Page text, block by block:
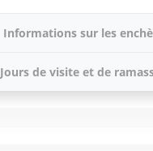
Informations sur les
Jours de visite et de